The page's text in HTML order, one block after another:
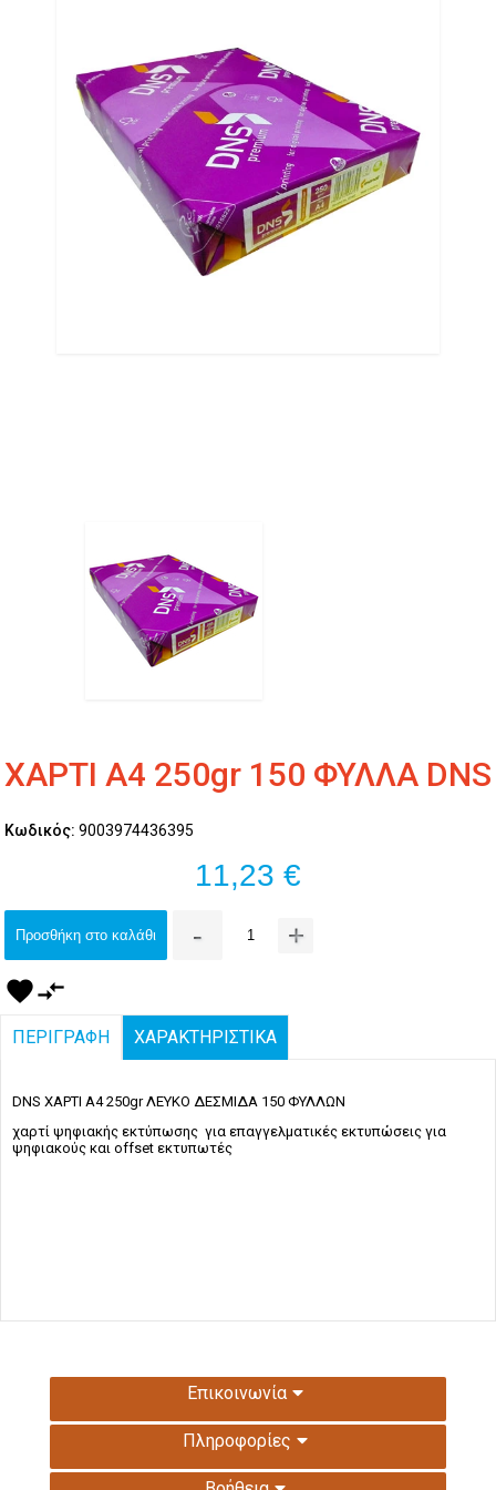
ΧΑΡΤΙ Α4 250gr 150 ΦΥΛΛΑ DNS
Κωδικός: 9003974436395
11,23 €
Προσθήκη στο καλάθι - +
favoritecompare_arrows
ΠΕΡΙΓΡΑΦΗ ΧΑΡΑΚΤΗΡΙΣΤΙΚΑ
DNS ΧΑΡΤΙ Α4 250gr ΛΕΥΚΟ ΔΕΣΜΙΔΑ 150 ΦΥΛΛΩΝ
χαρτί ψηφιακής εκτύπωσης για επαγγελματικές εκτυπώσεις για
ψηφιακούς και offset εκτυπωτές
Επικοινωνία
Πληροφορίες